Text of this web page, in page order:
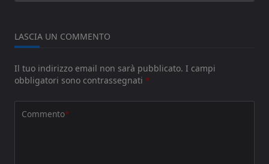
LASCIA UN COMMENTO
Il tuo indirizzo email non sarà pubblicato. I campi
obbligatori sono contrassegnati *
Commento*